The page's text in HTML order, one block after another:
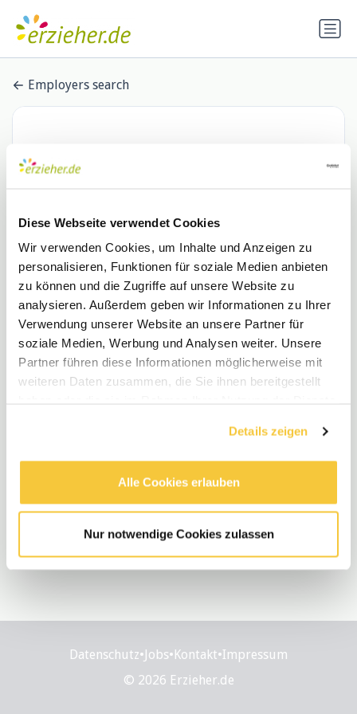
Diese Webseite verwendet Cookies
Wir verwenden Cookies, um Inhalte und Anzeigen zu
personalisieren, Funktionen für soziale Medien anbieten
zu können und die Zugriffe auf unsere Website zu
analysieren. Außerdem geben wir Informationen zu Ihrer
Verwendung unserer Website an unsere Partner für
soziale Medien, Werbung und Analysen weiter. Unsere
Partner führen diese Informationen möglicherweise mit
weiteren Daten zusammen, die Sie ihnen bereitgestellt
Details zeigen
Alle Cookies erlauben
Nur notwendige Cookies zulassen
Employers search
LifExperience gGmbH
1 Stellenangebot de.indeed.com
Neue Stellen
Staatlich anerkannter Erzieher (m/w/d) oder
Datenschutz•Jobs•Kontakt•Impressum
© 2026 Erzieher.de